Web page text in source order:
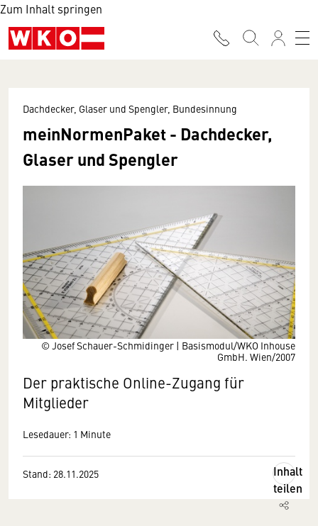
Zum Inhalt springen
© Josef Schauer-Schmidinger | Basismodul/WKO Inhouse
GmbH. Wien/2007
Dachdecker, Glaser und Spengler, Bundesinnung
meinNormenPaket - Dachdecker,
Glaser und Spengler
Der praktische Online-Zugang für
Mitglieder
Lesedauer: 1 Minute
Stand: 28.11.2025
Inhalt
teilen